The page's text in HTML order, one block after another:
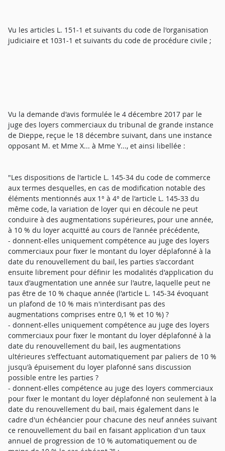
Vu les articles L. 151-1 et suivants du code de l'organisation
judiciaire et 1031-1 et suivants du code de procédure civile ;
Vu la demande d'avis formulée le 4 décembre 2017 par le
juge des loyers commerciaux du tribunal de grande instance
de Dieppe, reçue le 18 décembre suivant, dans une instance
opposant M. et Mme X... à Mme Y..., et ainsi libellée :
"Les dispositions de l'article L. 145-34 du code de commerce
aux termes desquelles, en cas de modification notable des
éléments mentionnés aux 1° à 4° de l'article L. 145-33 du
même code, la variation de loyer qui en découle ne peut
conduire à des augmentations supérieures, pour une année,
à 10 % du loyer acquitté au cours de l'année précédente,
- donnent-elles uniquement compétence au juge des loyers
commerciaux pour fixer le montant du loyer déplafonné à la
date du renouvellement du bail, les parties s'accordant
ensuite librement pour définir les modalités d'application du
taux d'augmentation une année sur l'autre, laquelle peut ne
pas être de 10 % chaque année (l'article L. 145-34 évoquant
un plafond de 10 % mais n'interdisant pas des
augmentations comprises entre 0,1 % et 10 %) ?
- donnent-elles uniquement compétence au juge des loyers
commerciaux pour fixer le montant du loyer déplafonné à la
date du renouvellement du bail, les augmentations
ultérieures s'effectuant automatiquement par paliers de 10 %
jusqu'à épuisement du loyer plafonné sans discussion
possible entre les parties ?
- donnent-elles compétence au juge des loyers commerciaux
pour fixer le montant du loyer déplafonné non seulement à la
date du renouvellement du bail, mais également dans le
cadre d'un échéancier pour chacune des neuf années suivant
ce renouvellement du bail en faisant application d'un taux
annuel de progression de 10 % automatiquement ou de